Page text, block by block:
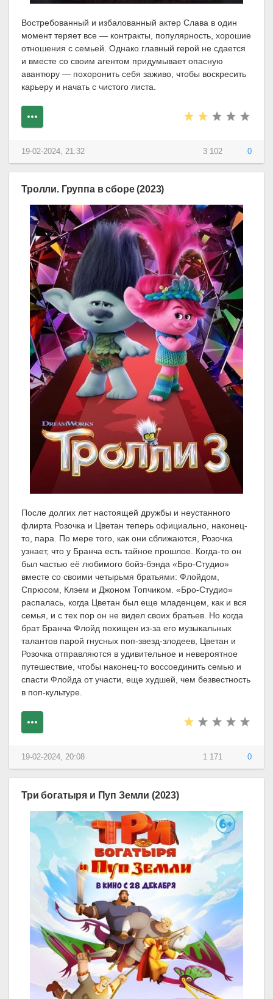
Востребованный и избалованный актер Слава в один
момент теряет все — контракты, популярность, хорошие
отношения с семьей. Однако главный герой не сдается
и вместе со своим агентом придумывает опасную
авантюру — похоронить себя заживо, чтобы воскресить
карьеру и начать с чистого листа.
3 102 0
19-02-2024, 21:32
Тролли. Группа в сборе (2023)
После долгих лет настоящей дружбы и неустанного
флирта Розочка и Цветан теперь официально, наконец-
то, пара. По мере того, как они сближаются, Розочка
узнает, что у Бранча есть тайное прошлое. Когда-то он
был частью её любимого бойз-бэнда «Бро-Студио»
вместе со своими четырьмя братьями: Флойдом,
Спрюсом, Клэем и Джоном Топчиком. «Бро-Студио»
распалась, когда Цветан был еще младенцем, как и вся
семья, и с тех пор он не видел своих братьев. Но когда
брат Бранча Флойд похищен из-за его музыкальных
талантов парой гнусных поп-звезд-злодеев, Цветан и
Розочка отправляются в удивительное и невероятное
путешествие, чтобы наконец-то воссоединить семью и
спасти Флойда от участи, еще худшей, чем безвестность
в поп-культуре.
1 171 0
19-02-2024, 20:08
Три богатыря и Пуп Земли (2023)